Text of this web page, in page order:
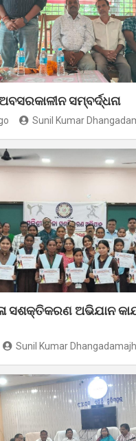
ସମ୍ବର୍ଦ୍ଧନା
Sunil Kumar
ସଶକ୍ତିକରଣ ଅଭିଯାନ
Sunil Kumar